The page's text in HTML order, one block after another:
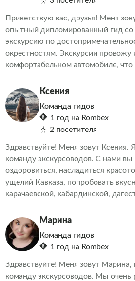
Приветствую вас, друзья! Меня
опытный дипломированный гид
экскурсию по
окрестностям. Экскурсии провожу
комфортабельном автомобиле, что
прорабатываются и составляются,
пожелания, чтобы вы могли
незабываемые впечатления и
Показываю Кавказ так, как его
радостью предлагаю вам свои
Ксения
Команда гидов
1 год на Rombex
2 посетителя
Здравствуйте! Меня зовут Ксения.
команду экскурсоводов. С нами вы
оздоровиться, насладиться
ущелий Кавказа, попробовать
карачаевской, кабардинской,
фишка — индивидуальные и
Мечтаете о необычном отпуске или
комфортно провести выходные
Марина
Команда гидов
1 год на Rombex
Здравствуйте! Меня зовут Марина,
команду экскурсоводов. Мы очень